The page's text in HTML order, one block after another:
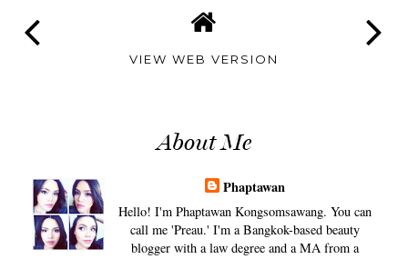
VIEW WEB VERSION
About Me
Phaptawan
Hello! I'm Phaptawan Kongsomsawang. You can
call me 'Preau.' I'm a Bangkok-based beauty
blogger with a law degree and a MA from a